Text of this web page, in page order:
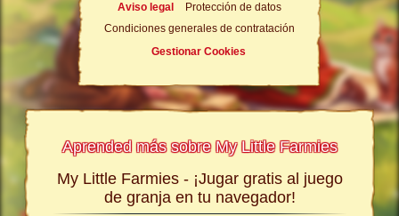
Aviso legal
Protección de datos
Condiciones generales de contratación
Gestionar Cookies
Aprended más sobre My Little Farmies
My Little Farmies - ¡Jugar gratis al juego
de granja en tu navegador!
La